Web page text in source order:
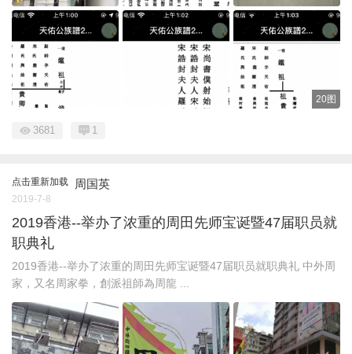
20图
3681 1
点击重新加载 周国英
2019-7-8
2019香港--举办了浓重的周田先师宝诞暨47届职员就
职典礼
2019香港--举办了浓重的周田先师宝诞暨47届职员就职典礼 中外周
家，又名周家拳，創派祖師為周龍 ...